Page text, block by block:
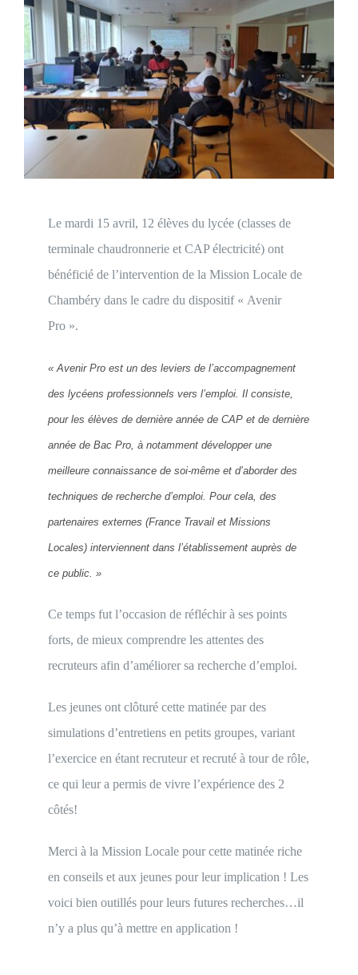
ECOLE / ENTREPRISE
VIE PRATIQUE
Le mardi 15 avril, 12 élèves du lycée (classes de
terminale chaudronnerie et CAP électricité) ont
bénéficié de l’intervention de la Mission Locale de
Chambéry dans le cadre du dispositif « Avenir
Pro ».
« Avenir Pro est un des leviers de l’accompagnement
des lycéens professionnels vers l’emploi. Il consiste,
pour les élèves de dernière année de CAP et de dernière
année de Bac Pro, à notamment développer une
meilleure connaissance de soi-même et d’aborder des
techniques de recherche d’emploi. Pour cela, des
partenaires externes (France Travail et Missions
Locales) interviennent dans l’établissement auprès de
ce public. »
Ce temps fut l’occasion de réfléchir à ses points
forts, de mieux comprendre les attentes des
recruteurs afin d’améliorer sa recherche d’emploi.
Les jeunes ont clôturé cette matinée par des
simulations d’entretiens en petits groupes, variant
l’exercice en étant recruteur et recruté à tour de rôle,
ce qui leur a permis de vivre l’expérience des 2
côtés!
Merci à la Mission Locale pour cette matinée riche
en conseils et aux jeunes pour leur implication ! Les
voici bien outillés pour leurs futures recherches…il
n’y a plus qu’à mettre en application !